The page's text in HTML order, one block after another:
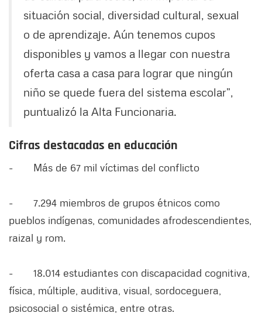
situación social, diversidad cultural, sexual
o de aprendizaje. Aún tenemos cupos
disponibles y vamos a llegar con nuestra
oferta casa a casa para lograr que ningún
niño se quede fuera del sistema escolar”,
puntualizó la Alta Funcionaria.
Cifras destacadas en educación
- Más de 67 mil víctimas del conflicto
- 7.294 miembros de grupos étnicos como
pueblos indígenas, comunidades afrodescendientes,
raizal y rom.
- 18.014 estudiantes con discapacidad cognitiva,
física, múltiple, auditiva, visual, sordoceguera,
psicosocial o sistémica, entre otras.